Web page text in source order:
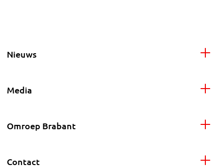
Nieuws
Media
Omroep Brabant
Contact